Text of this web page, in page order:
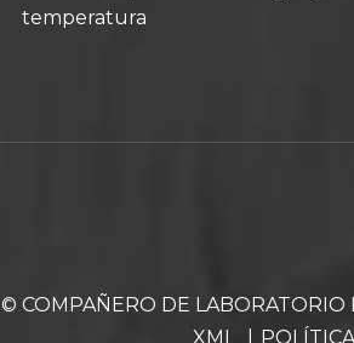
temperatura
© COMPAÑERO DE
XML